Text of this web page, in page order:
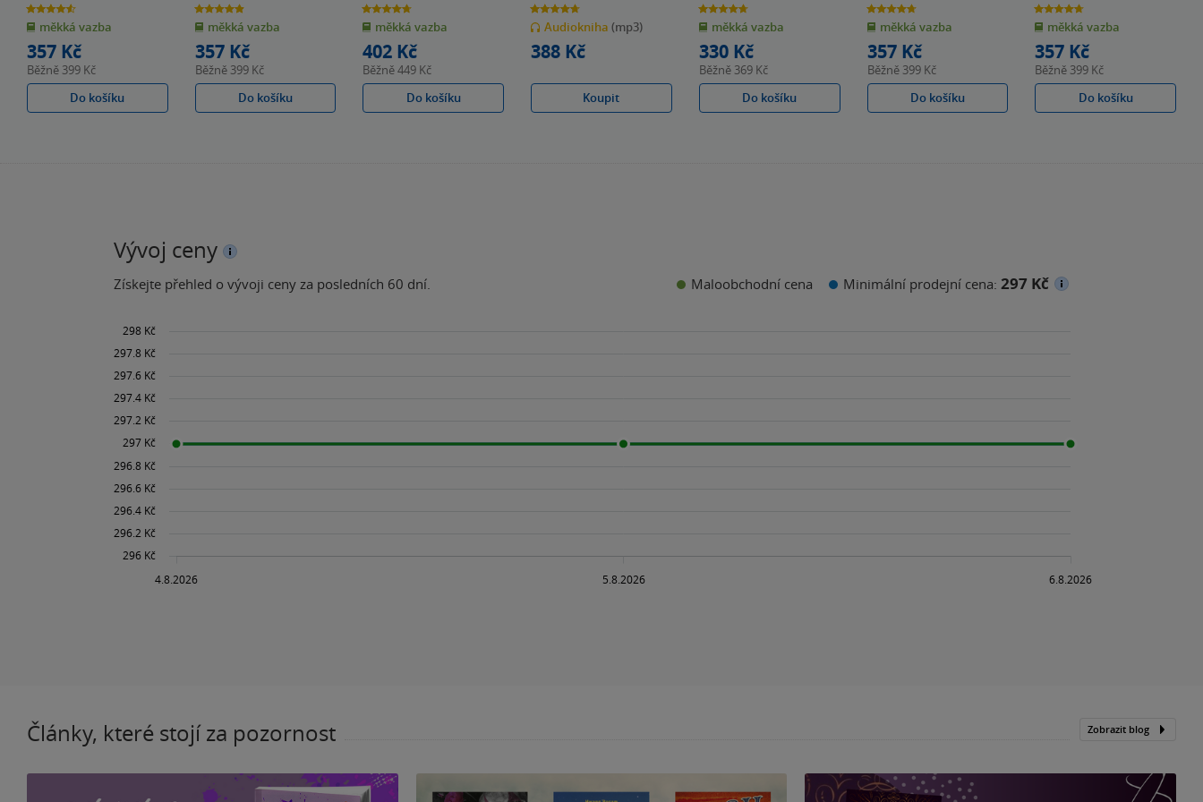
4.6
z
5
hvězdiček
měkká vazba
357 Kč
Běžně 399 Kč
Do košíku
4.9
z
5
hvězdiček
měkká vazba
357 Kč
Běžně 399 Kč
Do košíku
4.7
z
5
hvězdiček
měkká vazba
402 Kč
Běžně449 Kč
Do košíku
4.7
z
5
hvězdiček
Audiokniha(mp3)
388 Kč
Koupit
4.7
z
5
hvězdiček
měkká vazba
330 Kč
Běžně 369 Kč
Do košíku
4.7
z
5
hvězdiček
měkká vazba
357 Kč
Běžně 399 Kč
Do košíku
4.7
z
5
hvězdiček
měkká vazba
357 Kč
Běžně 399 Kč
Do košíku
Vývoj ceny
Získejte přehled o vývoji ceny za posledních 60 dní. Maloobchodní cena Minimální prodejní cena: 297 Kč
Články, které stojí za pozornost Zobrazit blog